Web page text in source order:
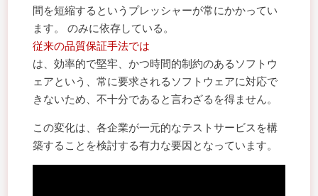
間を短縮するというプレッシャーが常にかかってい
ます。 のみに依存している。
従来の品質保証手法では
は、効率的で堅牢、かつ時間的制約のあるソフトウ
ェアという、常に要求されるソフトウェアに対応で
きないため、不十分であると言わざるを得ません。
この変化は、各企業が一元的なテストサービスを構
築することを検討する有力な要因となっています。